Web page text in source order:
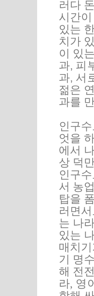
러다
시간
있는
치가
이 있
과, 피
과, 서
젊은
과를
인구
엇을
에서
상 덕
인구
서 농
탑을
러면
는 나
있는
매치
기 명
해 전
라, 영